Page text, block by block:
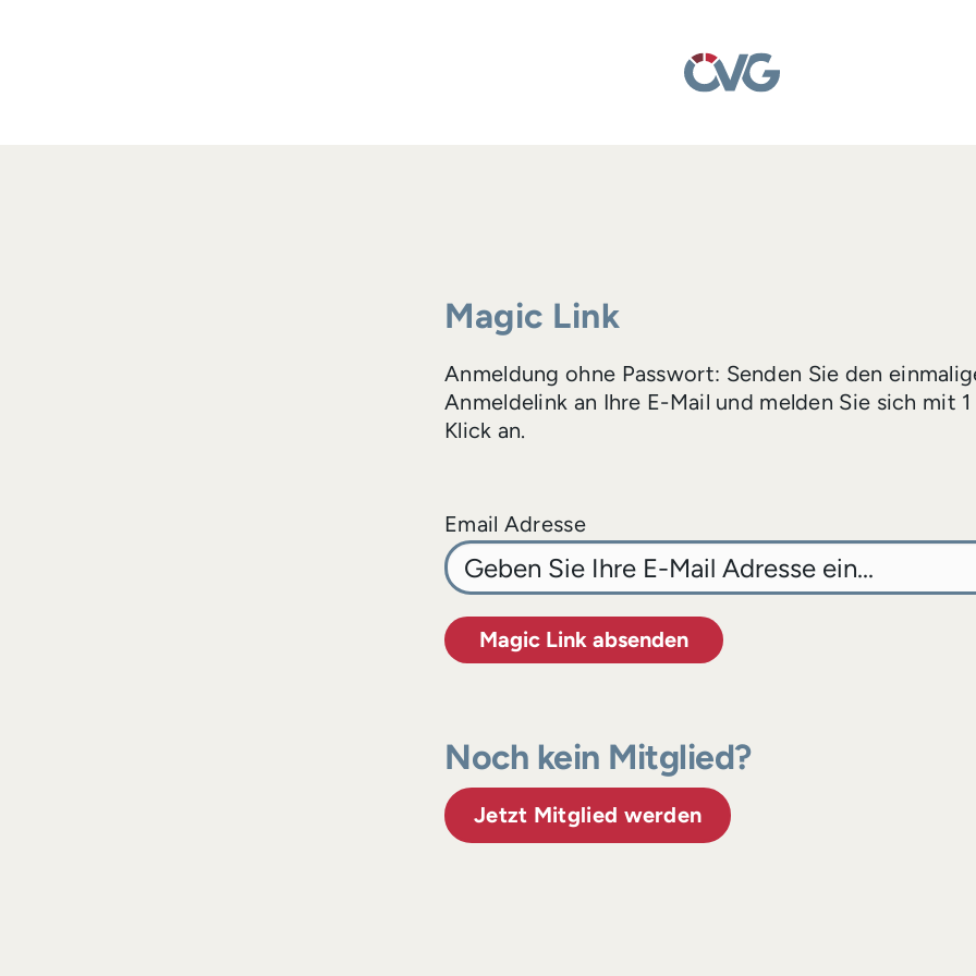
Magic Link
Anmeldung ohne Passwort: Senden Sie den
Anmeldelink an Ihre E-Mail und melden Sie sich mit 1
Klick an.
Email Adresse
Magic Link absenden
Noch kein Mitglied?
Jetzt Mitglied werden